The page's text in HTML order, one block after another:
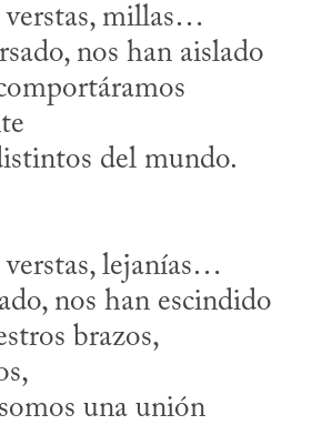
millas…
nos han aislado
lejanías…
nos han escindido
brazos,